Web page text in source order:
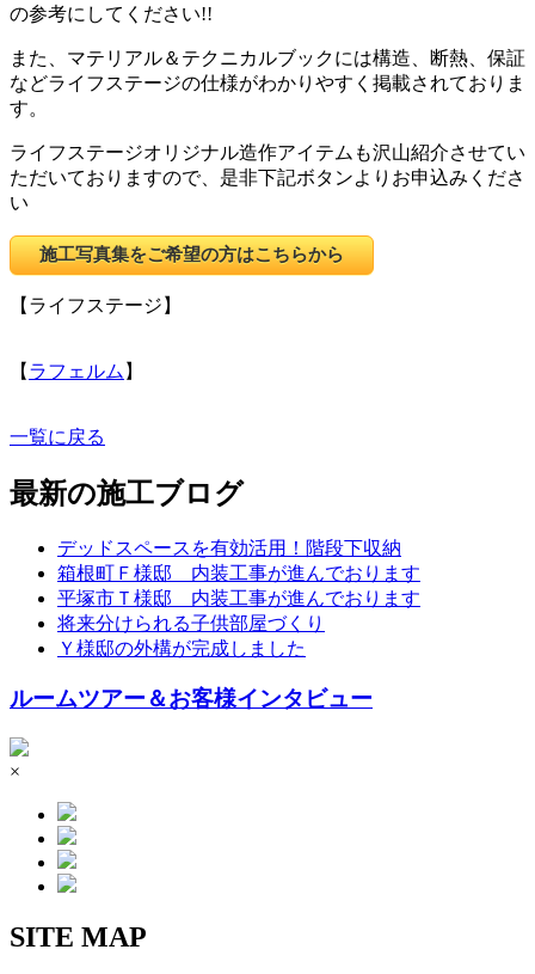
の参考にしてください!!
また、マテリアル＆テクニカルブックには構造、断熱、保証
などライフステージの仕様がわかりやすく掲載されておりま
す。
ライフステージオリジナル造作アイテムも沢山紹介させてい
ただいておりますので、是非下記ボタンよりお申込みくださ
い
施工写真集をご希望の方はこちらから
【ライフステージ】
【 ラフェルム 】
一覧に戻る
最新の施工ブログ
デッドスペースを有効活用！階段下収納
箱根町Ｆ様邸 内装工事が進んでおります
平塚市Ｔ様邸 内装工事が進んでおります
将来分けられる子供部屋づくり
Ｙ様邸の外構が完成しました
ルームツアー＆お客様インタビュー
×
SITE MAP